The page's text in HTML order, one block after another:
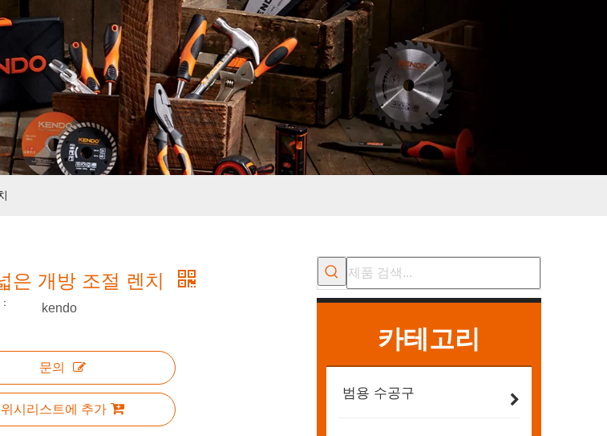
은 개방 조절 렌치
kendo
문의
위시리스트에 추가
카테고리
범용 수공구